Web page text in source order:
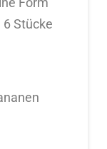
Stücke